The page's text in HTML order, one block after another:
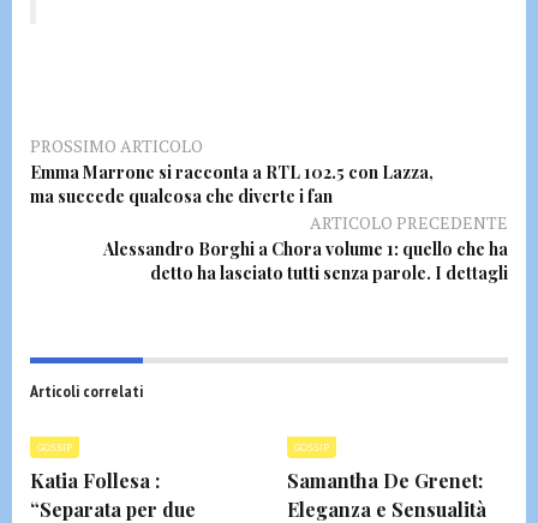
PROSSIMO ARTICOLO
Emma Marrone si racconta a RTL 102.5 con Lazza,
ma succede qualcosa che diverte i fan
ARTICOLO PRECEDENTE
Alessandro Borghi a Chora volume 1: quello che ha
detto ha lasciato tutti senza parole. I dettagli
Articoli correlati
GOSSIP
Katia Follesa :
“Separata per due
GOSSIP
Samantha De Grenet:
Eleganza e Sensualità